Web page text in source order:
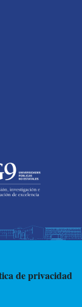
de privacidad